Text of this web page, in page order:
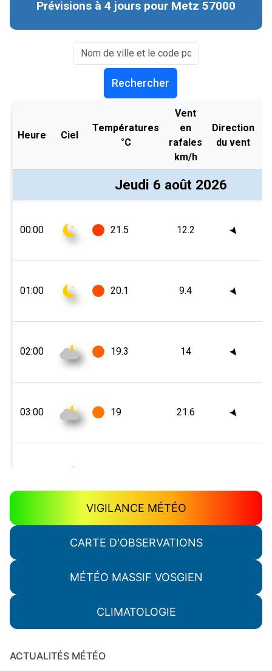
VIGILANCE MÉTÉO
CARTE D'OBSERVATIONS
MÉTÉO MASSIF VOSGIEN
CLIMATOLOGIE
ACTUALITÉS MÉTÉO